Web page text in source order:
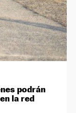
podrán
la red